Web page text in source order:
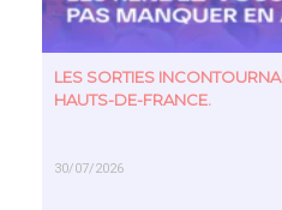
LES SORTIES
HAUTS-DE-FRANCE.
30/07/2026